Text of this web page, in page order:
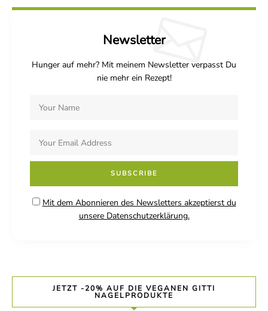
Newsletter
Hunger auf mehr? Mit meinem Newsletter verpasst Du
nie mehr ein Rezept!
Mit dem Abonnieren des Newsletters akzeptierst du
unsere Datenschutzerklärung.
JETZT -20% AUF DIE VEGANEN GITTI
NAGELPRODUKTE